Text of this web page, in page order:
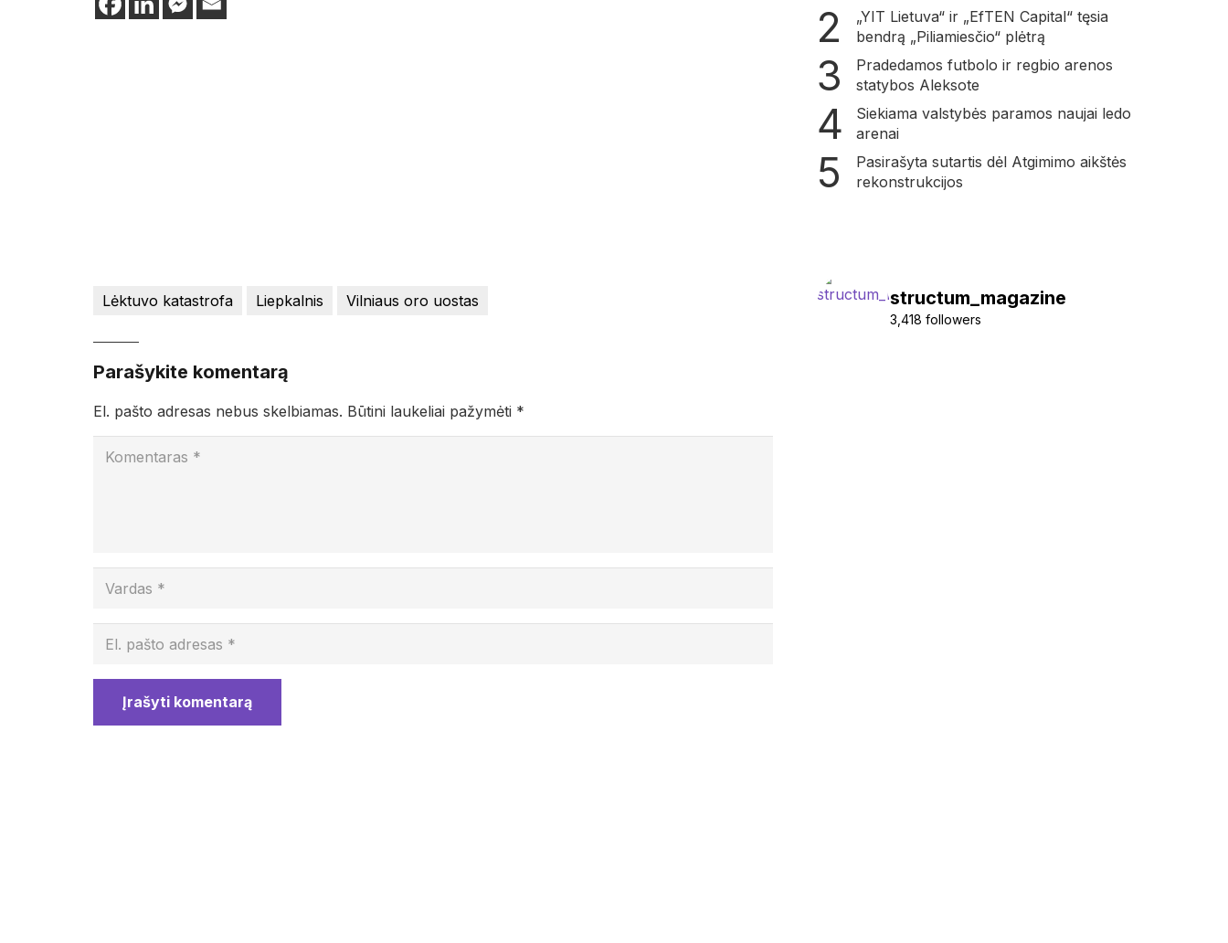
Lėktuvo katastrofa Liepkalnis Vilniaus oro uostas
Parašykite komentarą
El. pašto adresas nebus skelbiamas. Būtini laukeliai pažymėti *
Įrašyti komentarą
„YIT Lietuva“ ir „EfTEN Capital“ tęsia
bendrą „Piliamiesčio“ plėtrą
Pradedamos futbolo ir regbio arenos
statybos Aleksote
Siekiama valstybės paramos naujai ledo
arenai
Pasirašyta sutartis dėl Atgimimo aikštės
rekonstrukcijos
structum_magazine
3,418 followers